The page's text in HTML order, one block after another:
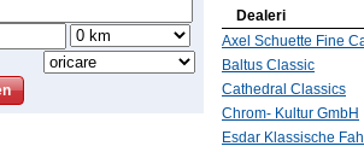
Dealeri
Axel Schuette Fine
Baltus Classic
Cathedral Classics
Chrom- Kultur GmbH
Esdar Klassische